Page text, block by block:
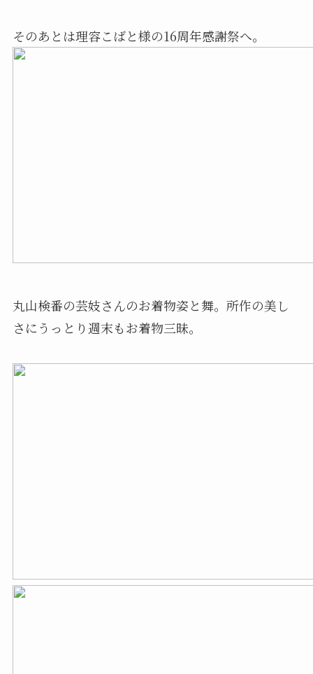
そのあとは理容こばと様の16周年感謝祭へ。
丸山検番の芸妓さんのお着物姿と舞。所作の美し
さにうっとり週末もお着物三昧。